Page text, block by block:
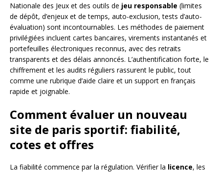
Nationale des Jeux et des outils de jeu responsable (limites
de dépôt, d’enjeux et de temps, auto-exclusion, tests d’auto-
évaluation) sont incontournables. Les méthodes de paiement
privilégiées incluent cartes bancaires, virements instantanés et
portefeuilles électroniques reconnus, avec des retraits
transparents et des délais annoncés. L’authentification forte, le
chiffrement et les audits réguliers rassurent le public, tout
comme une rubrique d’aide claire et un support en français
rapide et joignable.
Comment évaluer un nouveau
site de paris sportif: fiabilité,
cotes et offres
La fiabilité commence par la régulation. Vérifier la licence, les